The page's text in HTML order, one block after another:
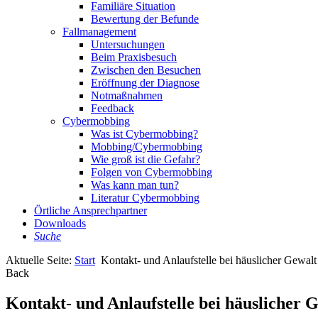
Familiäre Situation
Bewertung der Befunde
Fallmanagement
Untersuchungen
Beim Praxisbesuch
Zwischen den Besuchen
Eröffnung der Diagnose
Notmaßnahmen
Feedback
Cybermobbing
Was ist Cybermobbing?
Mobbing/Cybermobbing
Wie groß ist die Gefahr?
Folgen von Cybermobbing
Was kann man tun?
Literatur Cybermobbing
Örtliche Ansprechpartner
Downloads
Suche
Aktuelle Seite: Start Kontakt- und Anlaufstelle bei häuslicher Gewalt
Back
Kontakt- und Anlaufstelle bei häuslicher